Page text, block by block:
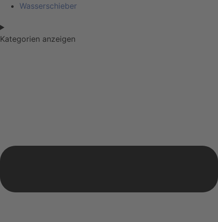
Wasserschieber
Kategorien anzeigen